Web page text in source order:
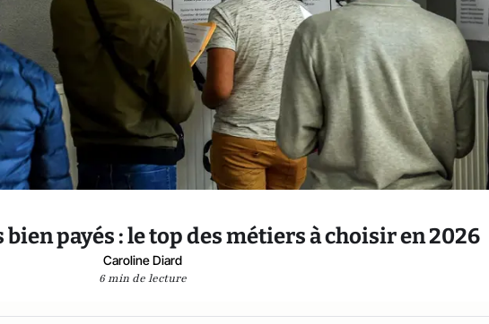
payés : le top des métiers à choisir en 2026
Caroline Diard
6 min de lecture